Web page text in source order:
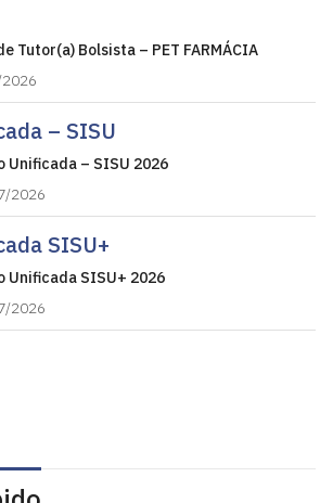
Tutor(a) Bolsista – PET FARMÁCIA
– SISU
Unificada – SISU 2026
2026
SISU+
Unificada SISU+ 2026
2026